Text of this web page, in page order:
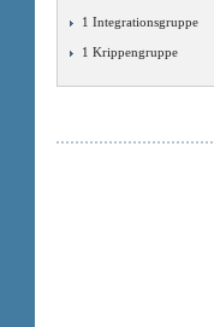
1 Integrationsgruppe
1 Krippengruppe